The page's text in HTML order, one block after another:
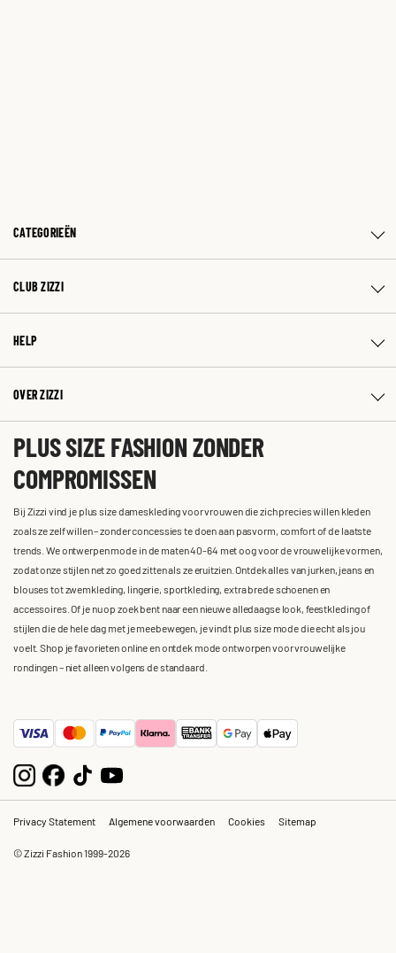
CATEGORIEËN
CLUB ZIZZI
HELP
OVER ZIZZI
PLUS SIZE FASHION ZONDER
COMPROMISSEN
Bij Zizzi vind je plus size dameskleding voor vrouwen die zich precies willen kleden
zoals ze zelf willen – zonder concessies te doen aan pasvorm, comfort of de laatste
trends. We ontwerpen mode in de maten 40-64 met oog voor de vrouwelijke vormen,
zodat onze stijlen net zo goed zitten als ze eruitzien. Ontdek alles van jurken, jeans en
blouses tot zwemkleding, lingerie, sportkleding, extra brede schoenen en
accessoires. Of je nu op zoek bent naar een nieuwe alledaagse look, feestkleding of
stijlen die de hele dag met je meebewegen, je vindt plus size mode die echt als jou
voelt. Shop je favorieten online en ontdek mode ontworpen voor vrouwelijke
rondingen – niet alleen volgens de standaard.
Privacy Statement Algemene voorwaarden Cookies Sitemap
© Zizzi Fashion 1999-2026